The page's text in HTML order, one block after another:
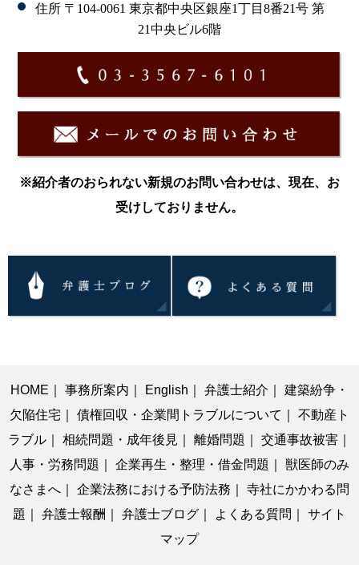
住所 〒104-0061 東京都中央区銀座1丁目8番21号 第
21中央ビル6階
※紹介者のおられない新規のお問い合わせは、現在、お
受けしておりません。
HOME 事務所案内 English 弁護士紹介
建築紛争・
欠陥住宅
債権回収・企業間トラブルについて
不動産ト
ラブル
相続問題・成年後見 離婚問題 交通事故被害
人事・労務問題
企業再生・整理・借金問題
獣医師のみ
なさまへ
企業法務における予防法務
寺社にかかわる問
題
弁護士報酬 弁護士ブログ よくある質問
サイト
マップ